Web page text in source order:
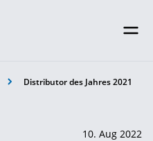
Distributor des Jahres 2021
10. Aug 2022